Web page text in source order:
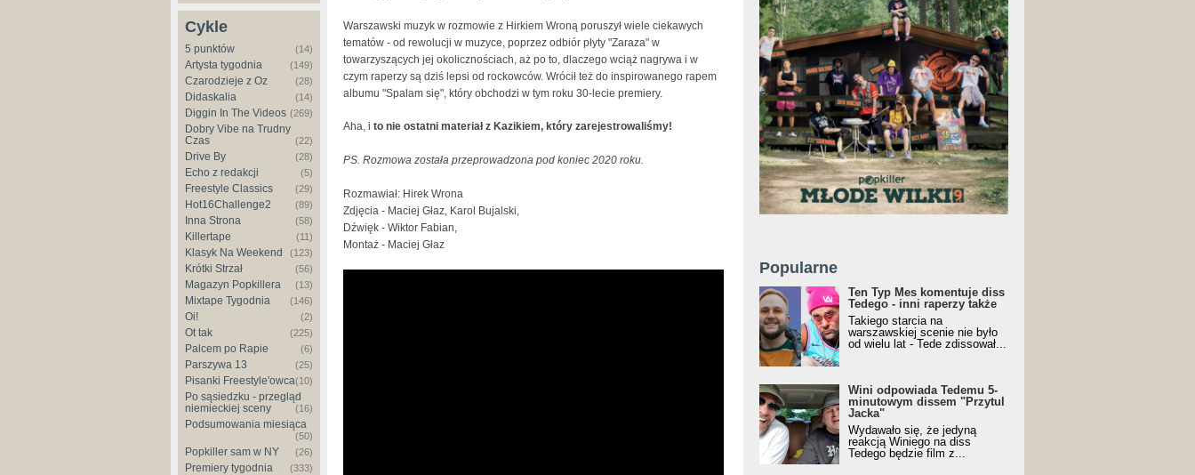
Cykle
5 punktów (14)
Artysta tygodnia (149)
Czarodzieje z Oz (28)
Didaskalia (14)
Diggin In The Videos (269)
Dobry Vibe na Trudny
Czas
(22)
Drive By (28)
Echo z redakcji (5)
Freestyle Classics (29)
Hot16Challenge2 (89)
Inna Strona (58)
Killertape (11)
Klasyk Na Weekend (123)
Krótki Strzał (56)
Magazyn Popkillera (13)
Mixtape Tygodnia (146)
Oi! (2)
Ot tak (225)
Palcem po Rapie (6)
Parszywa 13 (25)
Pisanki Freestyle'owca(10)
Po sąsiedzku - przegląd
niemieckiej sceny
(16)
Podsumowania miesiąca
(50)
Popkiller sam w NY (26)
Premiery tygodnia (333)
Warszawski muzyk w rozmowie z Hirkiem Wroną poruszył wiele ciekawych
tematów - od rewolucji w muzyce, poprzez odbiór płyty "Zaraza" w
towarzyszących jej okolicznościach, aż po to, dlaczego wciąż nagrywa i w
czym raperzy są dziś lepsi od rockowców. Wrócił też do inspirowanego rapem
albumu "Spalam się", który obchodzi w tym roku 30-lecie premiery.
Aha, i to nie ostatni materiał z Kazikiem, który zarejestrowaliśmy!
PS. Rozmowa została przeprowadzona pod koniec 2020 roku.
Rozmawiał: Hirek Wrona
Zdjęcia - Maciej Głaz, Karol Bujalski,
Dźwięk - Wiktor Fabian,
Montaż - Maciej Głaz
Popularne
Ten Typ Mes komentuje diss
Tedego - inni raperzy także
Takiego starcia na
warszawskiej scenie nie było
od wielu lat - Tede zdissował...
Wini odpowiada Tedemu 5-
minutowym dissem "Przytul
Jacka"
Wydawało się, że jedyną
reakcją Winiego na diss
Tedego będzie film z...